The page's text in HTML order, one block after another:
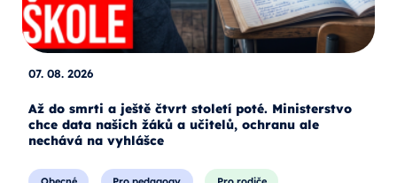
07. 08. 2026
Až do smrti a ještě čtvrt století poté. Ministerstvo
chce data našich žáků a učitelů, ochranu ale
nechává na vyhlášce